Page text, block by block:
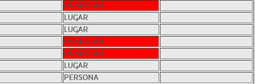
UNKNOWN
LUGAR
LUGAR
UNKNOWN
UNKNOWN
LUGAR
PERSONA